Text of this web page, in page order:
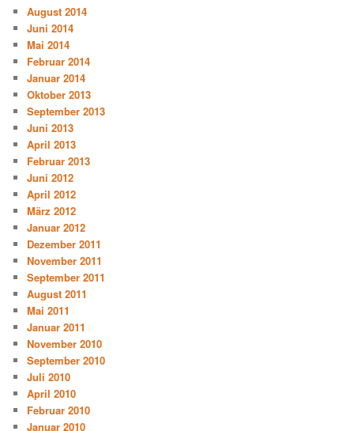
August 2014
Juni 2014
Mai 2014
Februar 2014
Januar 2014
Oktober 2013
September 2013
Juni 2013
April 2013
Februar 2013
Juni 2012
April 2012
März 2012
Januar 2012
Dezember 2011
November 2011
September 2011
August 2011
Mai 2011
Januar 2011
November 2010
September 2010
Juli 2010
April 2010
Februar 2010
Januar 2010